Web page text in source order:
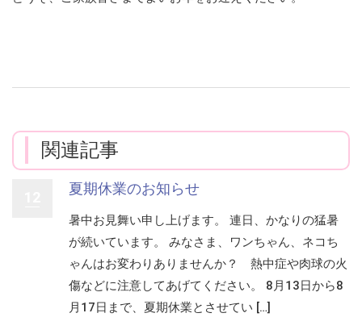
関連記事
夏期休業のお知らせ
暑中お見舞い申し上げます。 連日、かなりの猛暑
が続いています。 みなさま、ワンちゃん、ネコち
ゃんはお変わりありませんか？ 熱中症や肉球の火
傷などに注意してあげてください。 8月13日から8
月17日まで、夏期休業とさせてい […]